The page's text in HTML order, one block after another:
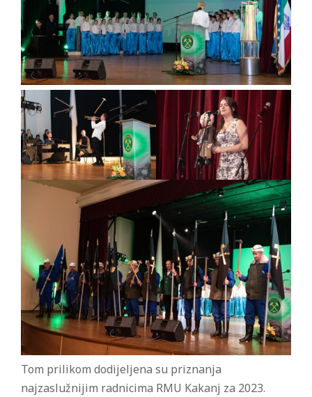
Tom prilikom dodijeljena su priznanja
najzaslužnijim radnicima RMU Kakanj za 2023.